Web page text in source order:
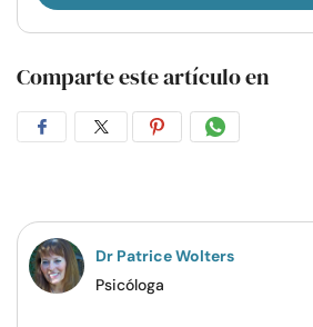
Comparte este artículo en
CompartirCompartirCompartirCompartir
Dr Patrice Wolters
Psicóloga